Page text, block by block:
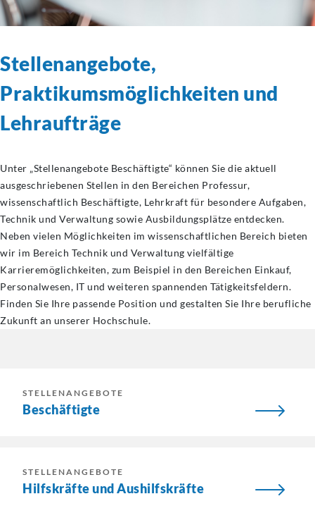
Stellenangebote,
Praktikumsmöglichkeiten und
Lehraufträge
Unter „Stellenangebote Beschäftigte“ können Sie die aktuell
ausgeschriebenen Stellen in den Bereichen Professur,
wissenschaftlich Beschäftigte, Lehrkraft für besondere Aufgaben,
Technik und Verwaltung sowie Ausbildungsplätze entdecken.
Neben vielen Möglichkeiten im wissenschaftlichen Bereich bieten
wir im Bereich Technik und Verwaltung vielfältige
Karrieremöglichkeiten, zum Beispiel in den Bereichen Einkauf,
Personalwesen, IT und weiteren spannenden Tätigkeitsfeldern.
Finden Sie Ihre passende Position und gestalten Sie Ihre berufliche
Zukunft an unserer Hochschule.
STELLENANGEBOTE
Beschäftigte
STELLENANGEBOTE
Hilfskräfte und Aushilfskräfte